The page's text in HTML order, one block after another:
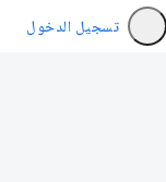
تسجيل الدخول